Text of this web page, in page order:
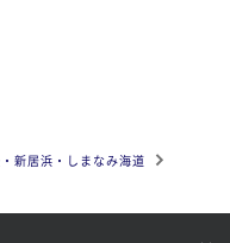
新居浜・しまなみ海道